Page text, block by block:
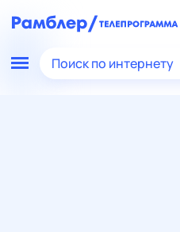
Поиск по интернету